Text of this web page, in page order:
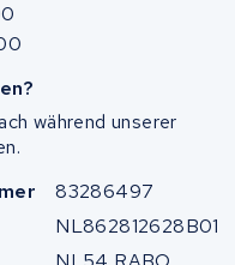
während unserer
83286497
NL862812628B01